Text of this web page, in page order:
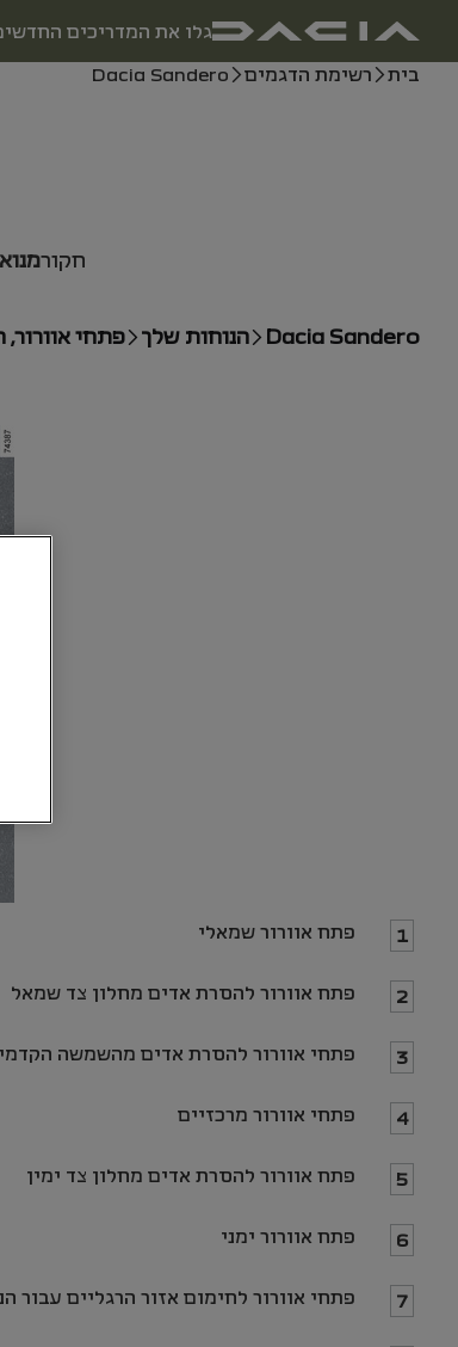
מדריך למשתמש ניווט ראשי
גלו את המדריכים
נתיב ניווט
בית רשימת הדגמים Dacia Sandero
חקור
Dacia Sandero הנוחות שלך פתחי אוורור,
1 פתח אוורור שמאלי
2 פתח אוורור להסרת אדים מחלון צד שמאל
3 פתחי אוורור להסרת אדים מהשמשה
4 פתחי אוורור מרכזיים
5 פתח אוורור להסרת אדים מחלון צד ימין
6 פתח אוורור ימני
7 פתחי אוורור לחימום אזור הרגליים עבור